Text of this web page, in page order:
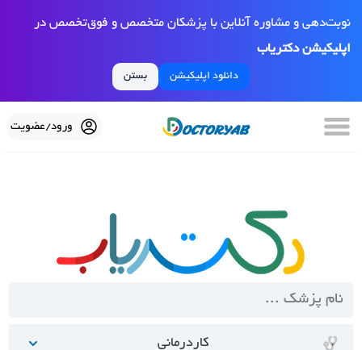
نوبت‌دهی و مشاوره آنلاین با پزشکان متخصص و فوق‌تخصص در
اپلیکیشن دکتریاب
دانلود اپلیکیشن بستن
ورود/عضویت
کاردرمانی